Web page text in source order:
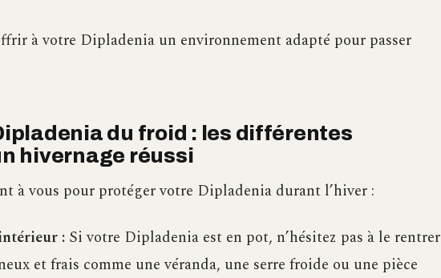
à votre Dipladenia un environnement adapté pour passer
du froid : les différentes
hivernage réussi
à vous pour protéger votre Dipladenia durant l’hiver :
: Si votre Dipladenia est en pot, n’hésitez pas à le rentrer
et frais comme une véranda, une serre froide ou une pièce